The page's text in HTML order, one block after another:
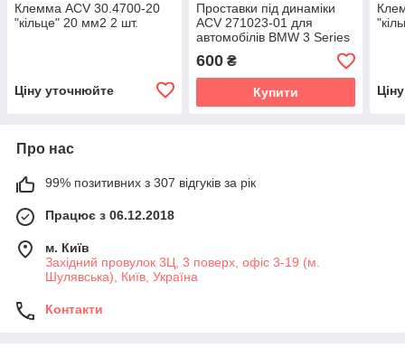
Клемма ACV 30.4700-20
"кільце" 20 мм2 2 шт.
Ціну уточнюйте
Проставки під динаміки
ACV 271023-01 для
автомобілів BMW 3 Series
Compact (E36)
600₴
Купити
Про нас
99% позитивних з 307 відгуків за рік
Працює з 06.12.2018
м. Київ
Західний провулок 3Ц, 3 поверх, офіс 3-19 (м.
Шулявська), Київ, Україна
Контакти